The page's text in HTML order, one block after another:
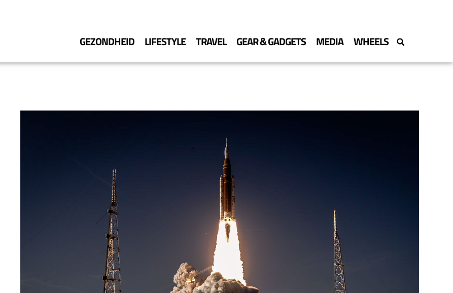
GEZONDHEID LIFESTYLE TRAVEL GEAR & GADGETS MEDIA WHEELS